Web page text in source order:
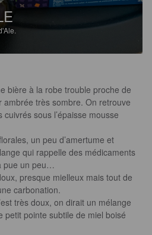
bière à la robe trouble proche de
ambrée très sombre. On retrouve
sous l’épaisse mousse
un peu d’amertume et
qui rappelle des médicaments
pue un peu…
presque mielleux mais tout de
carbonation.
très doux, on dirait un mélange
petit pointe subtile de miel boisé